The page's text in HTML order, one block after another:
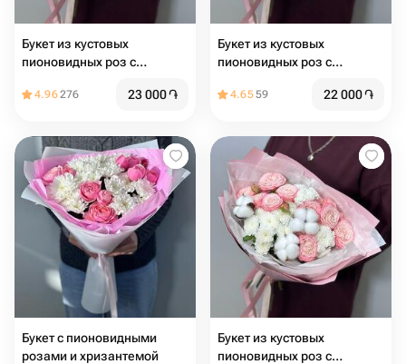
Букет из кустовых
пионовидных роз с
4.96276 23 000֏
Букет из кустовых
пионовидных роз с
4.6559 22 000֏
Букет с пионовидными
розами и хризантемой
Букет из кустовых
пионовидных роз с